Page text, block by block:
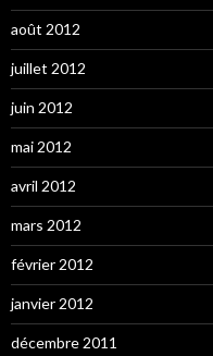
août 2012
juillet 2012
juin 2012
mai 2012
avril 2012
mars 2012
février 2012
janvier 2012
décembre 2011